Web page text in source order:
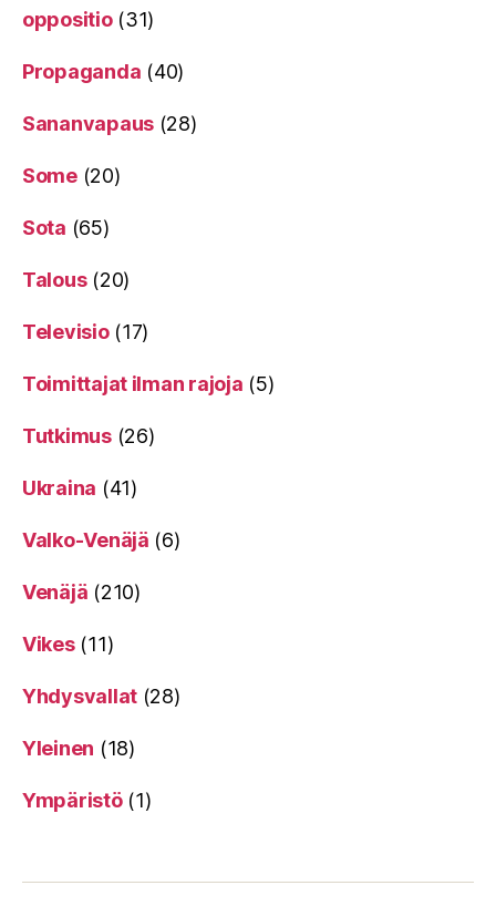
oppositio(31)
Propaganda (40)
Sananvapaus (28)
Some(20)
Sota (65)
Talous(20)
Televisio(17)
Toimittajat ilman rajoja (5)
Tutkimus(26)
Ukraina (41)
Valko-Venäjä (6)
Venäjä (210)
Vikes(11)
Yhdysvallat (28)
Yleinen (18)
Ympäristö(1)